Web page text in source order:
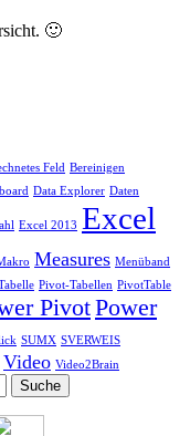
🙂
Feld Bereinigen
Data Explorer Daten
Excel 2013 Excel
Measures Menüband
Pivot-Tabellen PivotTable
PivotPower
SUMX SVERWEIS
Video Video2Brain